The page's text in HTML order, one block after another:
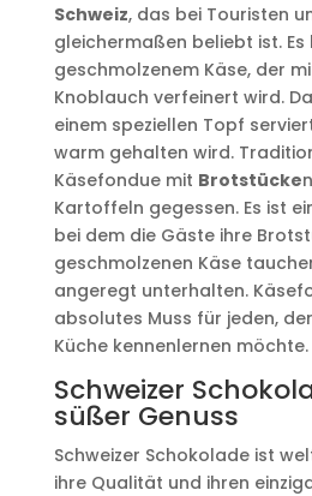
Schweiz, das bei Touristen
gleichermaßen beliebt ist.
geschmolzenem Käse, der
Knoblauch verfeinert wird.
einem speziellen Topf
warm gehalten wird.
Käsefondue mit Brotstücke
Kartoffeln gegessen. Es ist
bei dem die Gäste ihre
geschmolzenen Käse
angeregt unterhalten.
absolutes Muss für jeden,
Küche kennenlernen möchte.
Schweizer
süßer Genuss
Schweizer Schokolade ist
ihre Qualität und ihren